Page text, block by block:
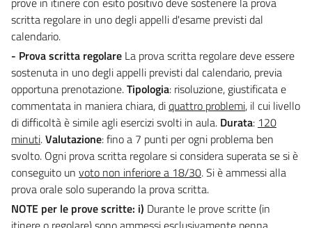
scritta regolare in uno degli appelli d'esame previsti dal
calendario.
- Prova scritta regolare La prova scritta regolare deve essere
sostenuta in uno degli appelli previsti dal calendario, previa
opportuna prenotazione.Tipologia: risoluzione, giustificata e
commentata in maniera chiara, diquattro problemi, il cui livello
di difficoltà è simile agli esercizi svolti in aula. Durata: 120
minuti.Valutazione: fino a 7 punti per ogni problema ben
svolto. Ogni prova scritta regolare si considera superata se si è
conseguito un voto non inferiore a 18/30. Si è ammessi alla
prova orale solo superando la prova scritta.
NOTE per le prove scritte: i) Durante le prove scritte (in